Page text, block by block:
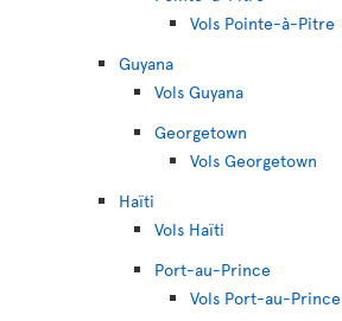
Vols Pointe-à-Pitre
Guyana
Vols Guyana
Georgetown
Vols Georgetown
Haïti
Vols Haïti
Port-au-Prince
Vols Port-au-Prince